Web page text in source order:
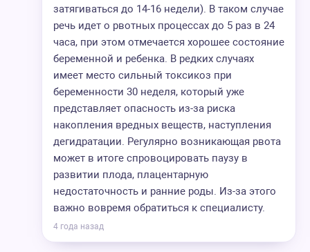
затягиваться до 14-16 недели). В таком случае
речь идет о рвотных процессах до 5 раз в 24
часа, при этом отмечается хорошее состояние
беременной и ребенка. В редких случаях
имеет место сильный токсикоз при
беременности 30 неделя, который уже
представляет опасность из-за риска
накопления вредных веществ, наступления
дегидратации. Регулярно возникающая рвота
может в итоге спровоцировать паузу в
развитии плода, плацентарную
недостаточность и ранние роды. Из-за этого
важно вовремя обратиться к специалисту.
4 года назад